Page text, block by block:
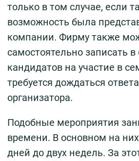
только в том случае, если
возможность была
компании. Фирму также
самостоятельно записать в
кандидатов на участие в
требуется дождаться
организатора.
Подобные мероприятия
времени. В основном на них
дней до двух недель. За